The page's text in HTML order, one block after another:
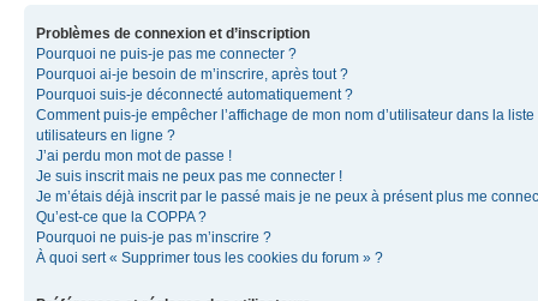
Problèmes de connexion et d’inscription
Pourquoi ne puis-je pas me connecter ?
Pourquoi ai-je besoin de m’inscrire, après tout ?
Pourquoi suis-je déconnecté automatiquement ?
Comment puis-je empêcher l’affichage de mon nom d’utilisateur dans la liste
utilisateurs en ligne ?
J’ai perdu mon mot de passe !
Je suis inscrit mais ne peux pas me connecter !
Je m’étais déjà inscrit par le passé mais je ne peux à présent plus me
Qu’est-ce que la COPPA ?
Pourquoi ne puis-je pas m’inscrire ?
À quoi sert « Supprimer tous les cookies du forum » ?